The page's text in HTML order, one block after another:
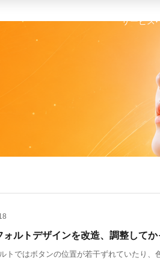
サービス▾
ルトデザインを改造、調整してか
トではボタンの位置が若干ずれていたり